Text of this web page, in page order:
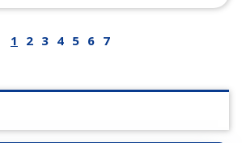
1 2 3 4 5 6 7